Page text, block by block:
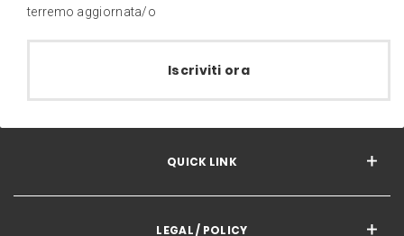
terremo aggiornata/o
Iscriviti ora
QUICK LINK
LEGAL / POLICY